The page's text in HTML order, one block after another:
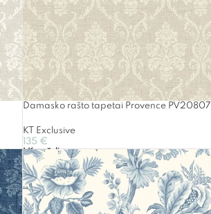
Damasko rašto tapetai Provence PV20807
KT Exclusive
135 €
Į Krepšelį